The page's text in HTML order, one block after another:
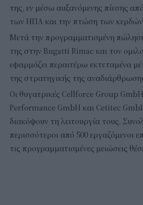
της, εν μέσω αυξανόμενης πίεσης
των ΗΠΑ και την πτώση των
Μετά την προγραμματισμένη
της στην Bugatti Rimac και τον
εφαρμόζει περαιτέρω εκτεταμένα
της στρατηγικής της
Οι θυγατρικές Cellforce Group
Performance GmbH και Cetitec
διακόψουν τη λειτουργία τους.
περισσότεροι από 500 εργαζόμενοι
τις προγραμματισμένες μειώσεις